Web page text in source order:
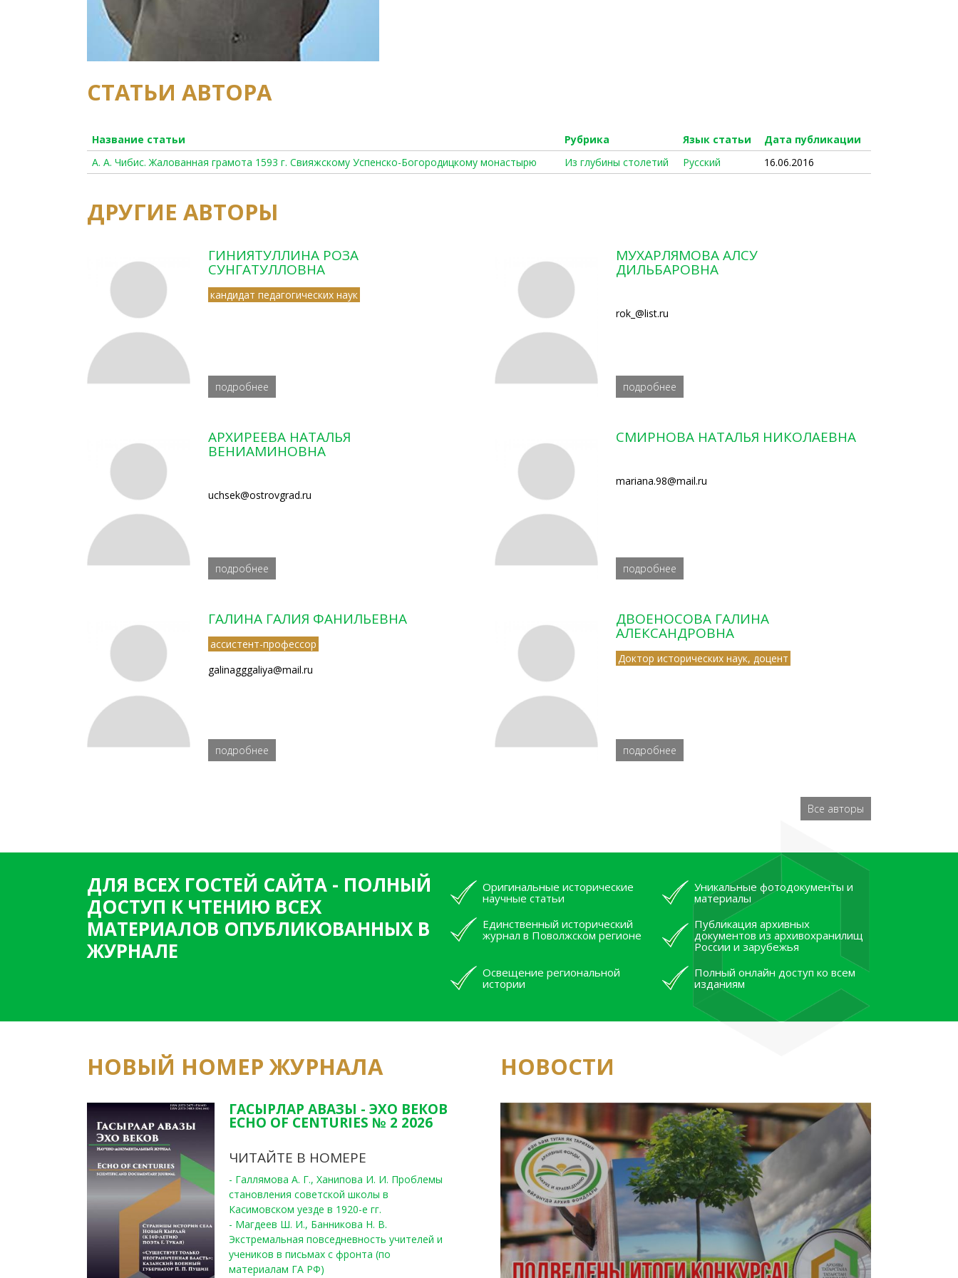
СТАТЬИ АВТОРА
Название статьи Рубрика Язык статьи
Дата публикации
А. А. Чибис. Жалованная грамота 1593 г. Свияжскому Успенско-Богородицкому монастырю
Из глубины столетий Русский 16.06.2016
ДРУГИЕ АВТОРЫ
ГИНИЯТУЛЛИНА РОЗА
СУНГАТУЛЛОВНА
кандидат педагогических наук
подробнее
МУХАРЛЯМОВА АЛСУ
ДИЛЬБАРОВНА
rok_@list.ru
подробнее
АРХИРЕЕВА НАТАЛЬЯ
ВЕНИАМИНОВНА
uchsek@ostrovgrad.ru
подробнее
СМИРНОВА НАТАЛЬЯ НИКОЛАЕВНА
mariana.98@mail.ru
подробнее
ГАЛИНА ГАЛИЯ ФАНИЛЬЕВНА
ассистент-профессор
galinagggaliya@mail.ru
подробнее
ДВОЕНОСОВА ГАЛИНА
АЛЕКСАНДРОВНА
Доктор исторических наук, доцент
подробнее
Все авторы
ДЛЯ ВСЕХ ГОСТЕЙ САЙТА - ПОЛНЫЙ
ДОСТУП К ЧТЕНИЮ ВСЕХ
МАТЕРИАЛОВ ОПУБЛИКОВАННЫХ В
ЖУРНАЛЕ
Оригинальные исторические
научные статьи
Уникальные фотодокументы и
материалы
Единственный исторический
журнал в Поволжском регионе
Публикация архивных
документов из архивохранилищ
России и зарубежья
Освещение региональной
истории
Полный онлайн доступ ко всем
изданиям
НОВЫЙ НОМЕР ЖУРНАЛА
ГАСЫРЛАР АВАЗЫ - ЭХО ВЕКОВ
ECHO OF CENTURIES № 2 2026
ЧИТАЙТЕ В НОМЕРЕ
- Галлямова А. Г., Ханипова И. И. Проблемы
становления советской школы в
Касимовском уезде в 1920-е гг.
- Магдеев Ш. И., Банникова Н. В.
Экстремальная повседневность учителей и
учеников в письмах с фронта (по
материалам ГА РФ)
НОВОСТИ
Юным исследователям рассказали об архивных